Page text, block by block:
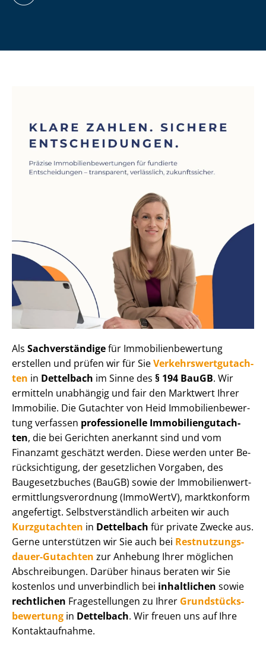
Als Sachverständigefür Im­mo­bi­li­en­be­wer­tung
erstellen und prüfen wir für SieVer­kehrs­wert­gut­ach­
ten in Dettelbach im Sinne des § 194 BauGB. Wir
ermitteln unabhängig und fair den Marktwert Ihrer
Immobilie. Die Gutachter von Heid Im­mo­bi­li­en­be­wer­
tung verfassen professionelle Im­mo­bi­li­en­gut­ach­
ten, die bei Gerichten anerkannt sind und vom
Finanzamt geschätzt werden. Diese werden unter Be­
rück­sich­ti­gung, der gesetzlichen Vorgaben, des
Baugesetzbuches (BauGB) sowie der Im­mo­bi­li­en­wert­
ermitt­lungs­ver­ord­nung (ImmoWertV), marktkonform
angefertigt. Selbst­ver­ständ­lich arbeiten wir auch
Kurzgutachten in Dettelbach für private Zwecke aus.
Gerne unterstützen wir Sie auch bei Rest­nut­zungs­
dau­er-Gutachten zur Anhebung Ihrer möglichen
Abschreibungen. Darüber hinaus beraten wir Sie
kostenlos und unverbindlich bei inhaltlichen sowie
rechtlichen Fragestellungen zu Ihrer Grund­stücks­
be­wer­tung in Dettelbach. Wir freuen uns auf Ihre
Kontaktaufnahme.